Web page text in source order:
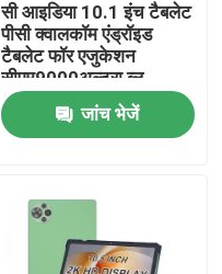
सी आइडिया 10.1 इंच टैबलेट
पीसी क्वालकॉम एंड्रॉइड
टैबलेट फॉर एजुकेशन
सीएम9000अल्ट्रा ब्लू
जांच भेजें